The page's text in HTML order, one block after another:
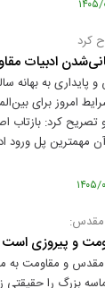
کرد
ادبیات
پایداری به بهانه
امروز برای
تصریح کرد:
مهمترین پل ورود
مقدس:
و پیروزی است
مقدس و مقاومت به
بزرگ را حقیقتی